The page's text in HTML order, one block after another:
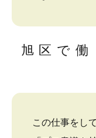
旭区で
この仕事をし